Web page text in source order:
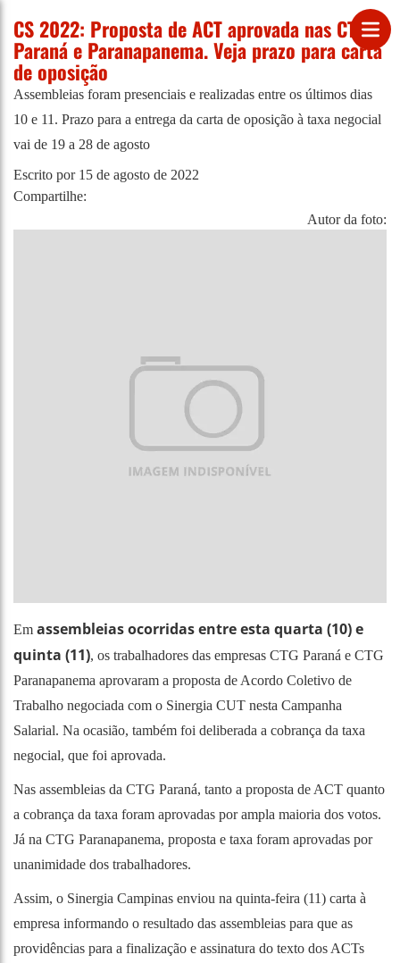
CS 2022: Proposta de ACT aprovada nas CTGs
Paraná e Paranapanema. Veja prazo para carta
de oposição
Assembleias foram presenciais e realizadas entre os últimos dias
10 e 11. Prazo para a entrega da carta de oposição à taxa negocial
vai de 19 a 28 de agosto
Escrito por 15 de agosto de 2022
Compartilhe:
Autor da foto:
Em assembleias ocorridas entre esta quarta (10) e
quinta (11), os trabalhadores das empresas CTG Paraná e CTG
Paranapanema aprovaram a proposta de Acordo Coletivo de
Trabalho negociada com o Sinergia CUT nesta Campanha
Salarial. Na ocasião, também foi deliberada a cobrança da taxa
negocial, que foi aprovada.
Nas assembleias da CTG Paraná, tanto a proposta de ACT quanto
a cobrança da taxa foram aprovadas por ampla maioria dos votos.
Já na CTG Paranapanema, proposta e taxa foram aprovadas por
unanimidade dos trabalhadores.
Assim, o Sinergia Campinas enviou na quinta-feira (11) carta à
empresa informando o resultado das assembleias para que as
providências para a finalização e assinatura do texto dos ACTs